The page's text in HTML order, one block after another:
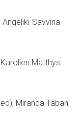
Savvina
Matthys
Miranda Taban